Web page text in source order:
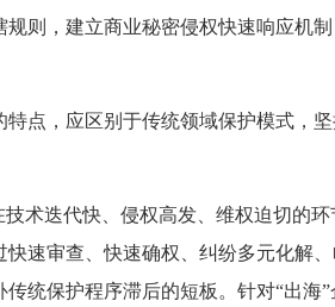
则，建立商业秘密侵权快速响应机
点，应区别于传统领域保护模式，
术迭代快、侵权高发、维权迫切的
速审查、快速确权、纠纷多元化解
统保护程序滞后的短板。针对“出海